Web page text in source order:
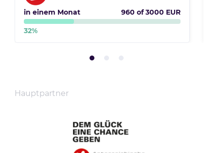
in einem Monat 960 of3000 EUR
32%
Hauptpartner